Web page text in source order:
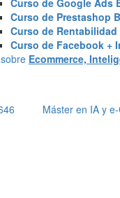
Curso de Google Ads
Curso de Prestashop
Curso de
Curso de Facebook +
Ecommerce,
Máster en IA y